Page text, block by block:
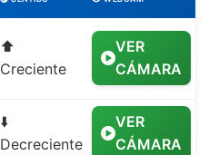
⬆️
Creciente
VER
CÁMARA
⬇️
Decreciente
VER
CÁMARA